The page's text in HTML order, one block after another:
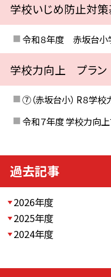
学校いじめ防止対
令和８年度 赤坂台小
学校力向上 プラン
⑦（赤坂台小） R８学
令和７年度 学校力向上
過去記事
2026年度
2025年度
2024年度